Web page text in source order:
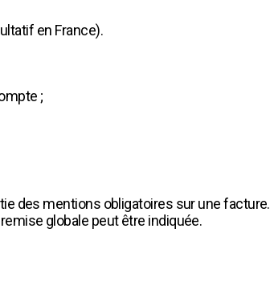
en France).
;
des mentions obligatoires sur une facture.
globale peut être indiquée.